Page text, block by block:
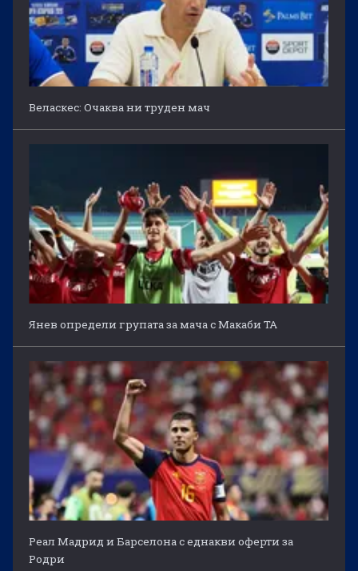
Веласкес: Очаква ни труден мач
Янев определи групата за мача с Макаби ТА
Реал Мадрид и Барселона с еднакви оферти за
Родри